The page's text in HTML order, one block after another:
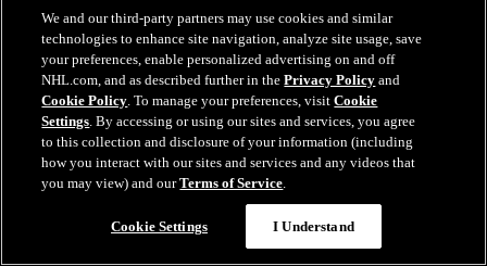
10:17
La Final de la Stanley Cup alrededor del mundo
Reviva los mejores momentos de la Final en 21 transmisiones y 14
We and our third-party partners may use cookies and similar
technologies to enhance site navigation, analyze site usage, save
your preferences, enable personalized advertising on and off
NHL.com, and as described further in thePrivacy Policy and
Cookie Policy. To manage your preferences, visitCookie
Settings. By accessing or using our sites and services, you agree
to this collection and disclosure of your information (including
how you interact with our sites and services and any videos that
you may view) and ourTerms of Service.
Cookie Settings I Understand